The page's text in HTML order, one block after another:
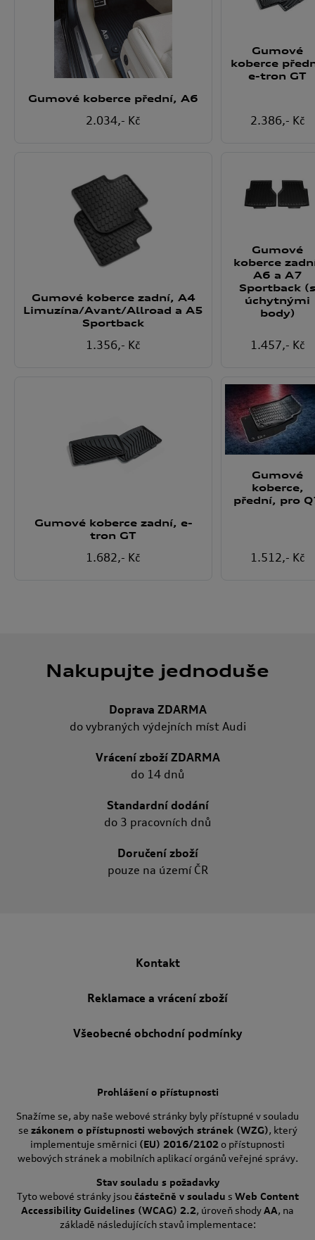
Gumové koberce přední, A6
2.034,- Kč
Gumové
koberce
e-tron GT
2.386,- Kč
Gumové koberce zadní, A4
Limuzína/Avant/Allroad a A5
Sportback
1.356,- Kč
Gumové
koberce
A6 a A7
Sportback (s
úchytnými
body)
1.457,- Kč
Gumové koberce zadní, e-
tron GT
1.682,- Kč
Gumové
koberce,
přední, pro
1.512,- Kč
Nakupujte jednoduše
Doprava ZDARMA
do vybraných výdejních míst Audi
Vrácení zboží ZDARMA
do 14 dnů
Standardní dodání
do 3 pracovních dnů
Doručení zboží
pouze na území ČR
Kontakt
Reklamace a vrácení zboží
Všeobecné obchodní podmínky
Prohlášení o přístupnosti
Snažíme se, aby naše webové stránky byly přístupné v souladu
se zákonem o přístupnosti webových stránek (WZG), který
implementuje směrnici (EU) 2016/2102o přístupnosti
webových stránek a mobilních aplikací orgánů veřejné správy.
Stav souladu s požadavky
Tyto webové stránky jsou částečně v souladu s Web Content
Accessibility Guidelines (WCAG) 2.2, úroveň shodyAA, na
základě následujících stavů implementace: